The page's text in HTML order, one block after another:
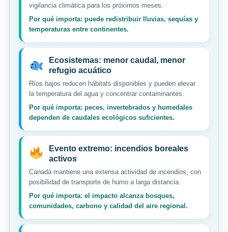
vigilancia climática para los próximos meses.
Por qué importa: puede redistribuir lluvias, sequías y
temperaturas entre continentes.
Ecosistemas: menor caudal, menor
refugio acuático
Ríos bajos reducen hábitats disponibles y pueden elevar
la temperatura del agua y concentrar contaminantes.
Por qué importa: peces, invertebrados y humedales
dependen de caudales ecológicos suficientes.
Evento extremo: incendios boreales
activos
Canadá mantiene una extensa actividad de incendios, con
posibilidad de transporte de humo a larga distancia.
Por qué importa: el impacto alcanza bosques,
comunidades, carbono y calidad del aire regional.